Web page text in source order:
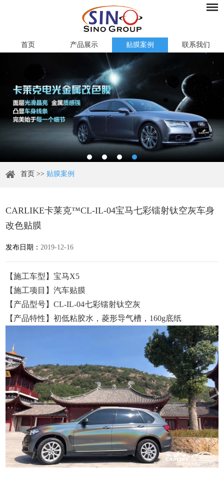
首页 产品展示 贴膜案例 联系我们
首页 >> 贴膜案例
CARLIKE卡莱克™CL-IL-04宝马七彩镭射钛空灰车身
改色贴膜
发布日期： 2019-12-16
【施工车型】宝马X5
【施工项目】汽车贴膜
【产品型号】CL-IL-04七彩镭射钛空灰
【产品特性】初低粘胶水，菱形导气槽，160g底纸